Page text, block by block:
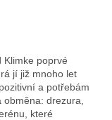
Klimke poprvé
jí již mnoho let
a potřebám
drezura,
které